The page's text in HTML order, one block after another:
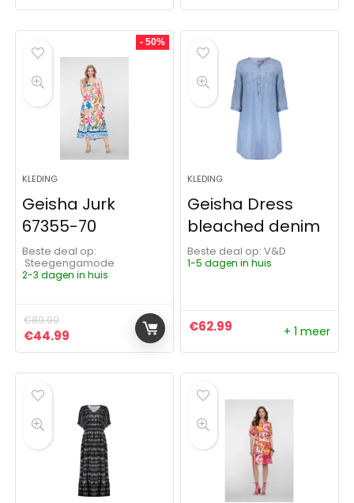
- 50%
KLEDING
Geisha Jurk
67355-70
Beste deal op:
Steegengamode
2-3 dagen in huis
€89.99
Oorspronkelijke prijs was: €89.99.
€44.99 Huidige prijs is: €44.99.
KLEDING
Geisha Dress
bleached denim
Beste deal op:
V&D
1-5 dagen in huis
€62.99 + 1 meer